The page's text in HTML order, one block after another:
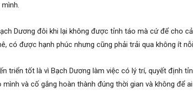
Dương đôi khi lại không được tỉnh táo mà cứ để cho
có được hạnh phúc nhưng cũng phải trải qua không ít
triển tốt là vì Bạch Dương làm việc có lý trí, quyết định
và cố gắng hoàn thành đúng thời gian và không để